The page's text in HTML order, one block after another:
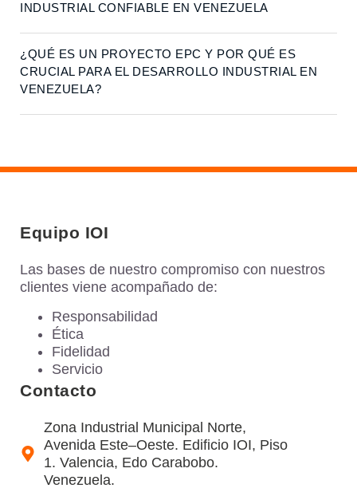
INDUSTRIAL CONFIABLE EN VENEZUELA
¿QUÉ ES UN PROYECTO EPC Y POR QUÉ ES
CRUCIAL PARA EL DESARROLLO INDUSTRIAL EN
VENEZUELA?
Equipo IOI
Las bases de nuestro compromiso con nuestros
clientes viene acompañado de:
Responsabilidad
Ética
Fidelidad
Servicio
Contacto
Zona Industrial Municipal Norte,
Avenida Este–Oeste. Edificio IOI, Piso
1. Valencia, Edo Carabobo.
Venezuela.